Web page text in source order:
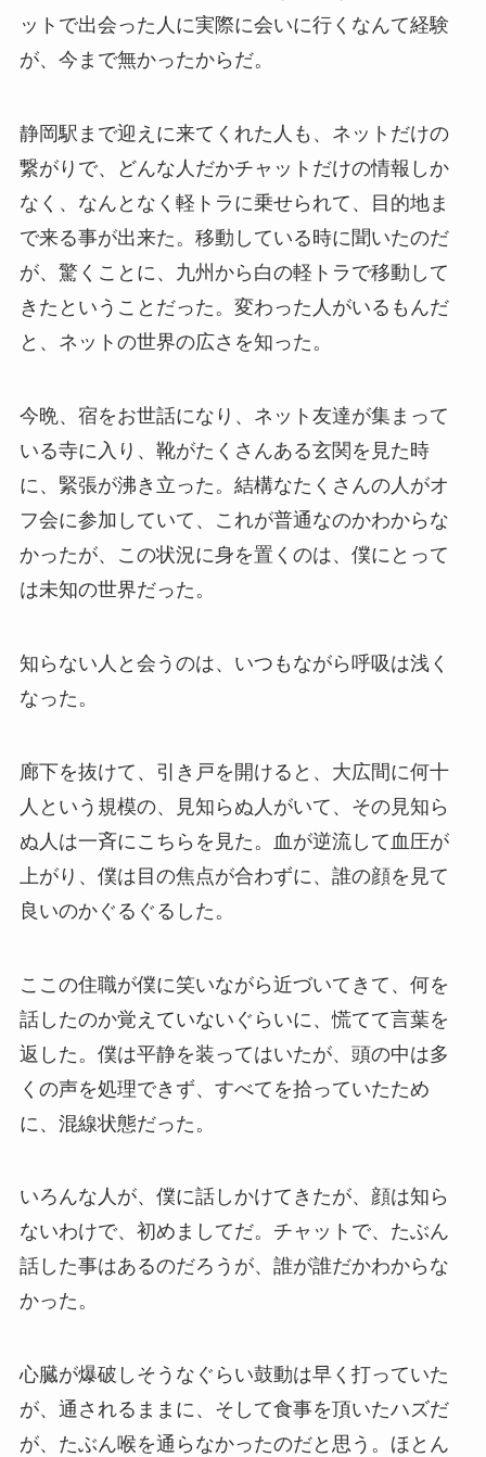
ットで出会った人に実際に会いに行くなんて経験
が、今まで無かったからだ。
静岡駅まで迎えに来てくれた人も、ネットだけの
繋がりで、どんな人だかチャットだけの情報しか
なく、なんとなく軽トラに乗せられて、目的地ま
で来る事が出来た。移動している時に聞いたのだ
が、驚くことに、九州から白の軽トラで移動して
きたということだった。変わった人がいるもんだ
と、ネットの世界の広さを知った。
今晩、宿をお世話になり、ネット友達が集まって
いる寺に入り、靴がたくさんある玄関を見た時
に、緊張が沸き立った。結構なたくさんの人がオ
フ会に参加していて、これが普通なのかわからな
かったが、この状況に身を置くのは、僕にとって
は未知の世界だった。
知らない人と会うのは、いつもながら呼吸は浅く
なった。
廊下を抜けて、引き戸を開けると、大広間に何十
人という規模の、見知らぬ人がいて、その見知ら
ぬ人は一斉にこちらを見た。血が逆流して血圧が
上がり、僕は目の焦点が合わずに、誰の顔を見て
良いのかぐるぐるした。
ここの住職が僕に笑いながら近づいてきて、何を
話したのか覚えていないぐらいに、慌てて言葉を
返した。僕は平静を装ってはいたが、頭の中は多
くの声を処理できず、すべてを拾っていたため
に、混線状態だった。
いろんな人が、僕に話しかけてきたが、顔は知ら
ないわけで、初めましてだ。チャットで、たぶん
話した事はあるのだろうが、誰が誰だかわからな
かった。
心臓が爆破しそうなぐらい鼓動は早く打っていた
が、通されるままに、そして食事を頂いたハズだ
が、たぶん喉を通らなかったのだと思う。ほとん